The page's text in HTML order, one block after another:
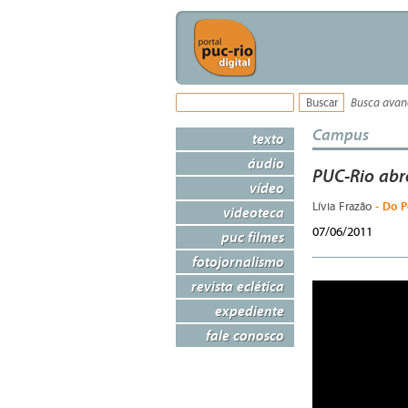
Busca
texto
áudio
vídeo
videoteca
puc filmes
fotojornalismo
revista eclética
expediente
fale conosco
Campus
PUC-Rio
Lívia Frazão - Do
07/06/2011